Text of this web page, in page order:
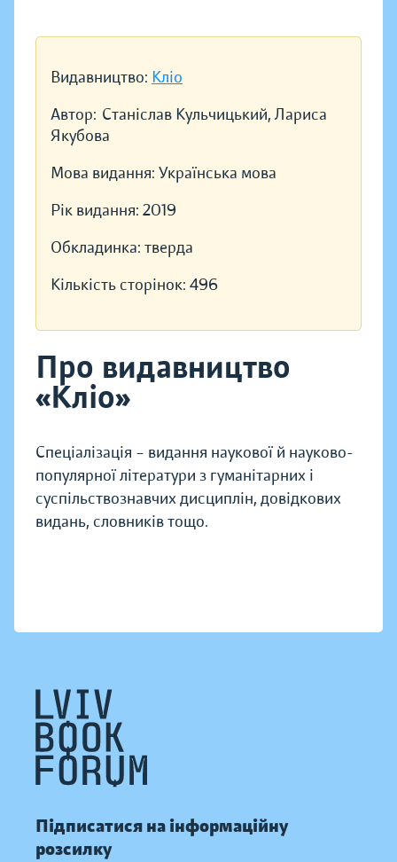
Видавництво: Кліо
Автор: Станіслав Кульчицький, Лариса
Якубова
Мова видання: Українська мова
Рік видання: 2019
Обкладинка: тверда
Кількість сторінок: 496
Про видавництво
«Кліо»
Спеціалізація – видання наукової й науково-
популярної літератури з гуманітарних і
суспільствознавчих дисциплін, довідкових
видань, словників тощо.
Підписатися на інформаційну
розсилку